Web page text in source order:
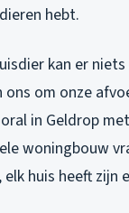
hebt.
kan er
om onze
in Geldrop
woningbouw
huis heeft zijn